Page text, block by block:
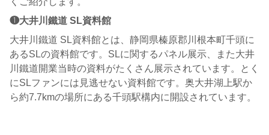
❶大井川鐵道 SL資料館
大井川鐵道 SL資料館とは、静岡県榛原郡川根本町千頭に
あるSLの資料館です。SLに関するパネル展示、また大井
川鐵道開業当時の資料がたくさん展示されています。とく
にSLファンには見逃せない資料館です。奥大井湖上駅か
ら約7.7kmの場所にある千頭駅構内に開設されています。